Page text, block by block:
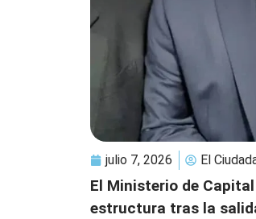
julio 7, 2026 El
El Ministerio de
estructura tras la